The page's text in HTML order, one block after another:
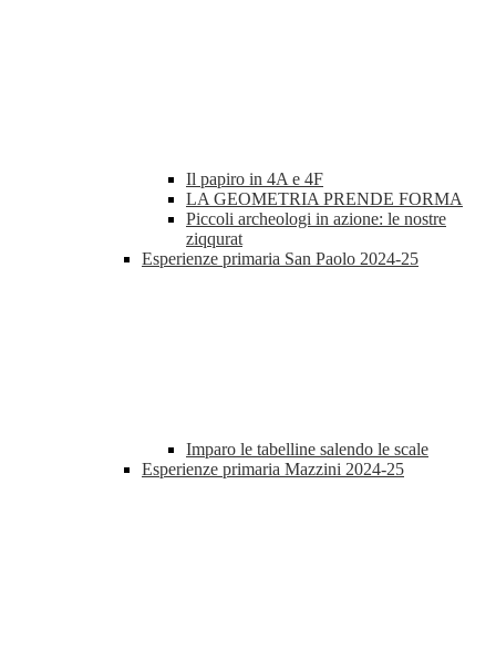
Il papiro in 4A e 4F
LA GEOMETRIA PRENDE FORMA
Piccoli archeologi in azione: le nostre
ziqqurat
Esperienze primaria San Paolo 2024-25
Imparo le tabelline salendo le scale
Esperienze primaria Mazzini 2024-25